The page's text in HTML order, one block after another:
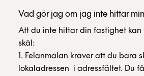
Vad gör jag om jag inte hittar
Att du inte hittar din fastighet kan
skäl:
1. Felanmälan kräver att du bara
lokaladressen i adressfältet. Du